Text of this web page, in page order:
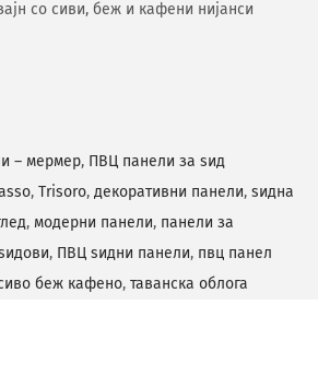
со сиви, беж и кафени нијанси
– мермер, ПВЦ панели за ѕид
, Trisoro, декоративни панели, ѕидна
, модерни панели, панели за
, ПВЦ ѕидни панели, пвц панел
беж кафено, таванска облога